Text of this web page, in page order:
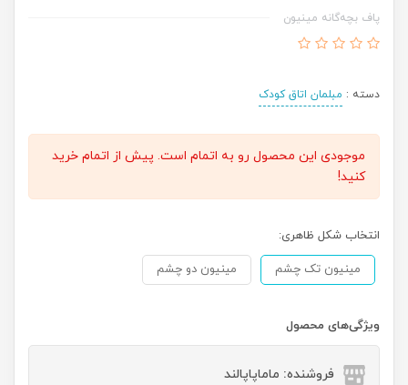
پاف بچه‌گانه مینیون
دسته : مبلمان اتاق کودک
موجودی این محصول رو به اتمام است. پیش از اتمام خرید
کنید!
انتخاب شکل ظاهری:
مینیون تک چشم مینیون دو چشم
ویژگی‌های محصول
فروشنده: ماماپاپالند